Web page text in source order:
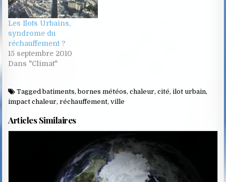
température assez
considérable entre la
ville et sa campagne
environnante.
Les Ilots Urbains,
syndrome du
réchauffement ?
15 septembre 2010
Dans "Climat"
Taggedbatiments,bornes météos,chaleur,cité,ilot urbain,
impact chaleur,réchauffement,ville
Articles Similaires
Posted
in